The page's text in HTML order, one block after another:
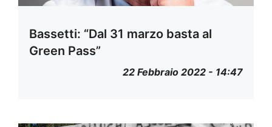
Bassetti: “Dal 31 marzo basta al
Green Pass”
22 Febbraio 2022 - 14:47